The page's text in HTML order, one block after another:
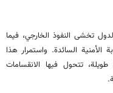
تخشى النفوذ الخارجي، فيما
السائدة. واستمرار هذا
تتحول فيها الانقسامات